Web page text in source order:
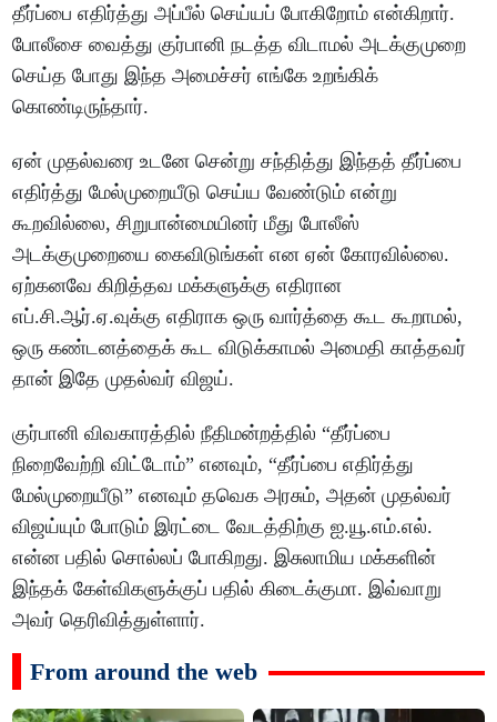
தீர்ப்பை எதிர்த்து அப்பீல் செய்யப் போகிறோம் என்கிறார்.
போலீசை வைத்து குர்பானி நடத்த விடாமல் அடக்குமுறை
செய்த போது இந்த அமைச்சர் எங்கே உறங்கிக்
கொண்டிருந்தார்.
ஏன் முதல்வரை உடனே சென்று சந்தித்து இந்தத் தீர்ப்பை
எதிர்த்து மேல்முறையீடு செய்ய வேண்டும் என்று
கூறவில்லை, சிறுபான்மையினர் மீது போலீஸ்
அடக்குமுறையை கைவிடுங்கள் என ஏன் கோரவில்லை.
ஏற்கனவே கிறித்தவ மக்களுக்கு எதிரான
எப்.சி.ஆர்.ஏ.வுக்கு எதிராக ஒரு வார்த்தை கூட கூறாமல்,
ஒரு கண்டனத்தைக் கூட விடுக்காமல் அமைதி காத்தவர்
தான் இதே முதல்வர் விஜய்.
குர்பானி விவகாரத்தில் நீதிமன்றத்தில் “தீர்ப்பை
நிறைவேற்றி விட்டோம்” எனவும், “தீர்ப்பை எதிர்த்து
மேல்முறையீடு” எனவும் தவெக அரசும், அதன் முதல்வர்
விஜய்யும் போடும் இரட்டை வேடத்திற்கு ஐ.யூ.எம்.எல்.
என்ன பதில் சொல்லப் போகிறது. இசுலாமிய மக்களின்
இந்தக் கேள்விகளுக்குப் பதில் கிடைக்குமா. இவ்வாறு
அவர் தெரிவித்துள்ளார்.
From around the web